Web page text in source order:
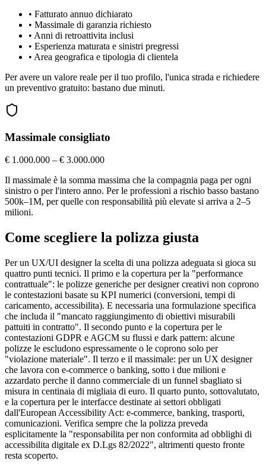
• Fatturato annuo dichiarato
• Massimale di garanzia richiesto
• Anni di retroattivita inclusi
• Esperienza maturata e sinistri pregressi
• Area geografica e tipologia di clientela
Per avere un valore reale per il tuo profilo, l'unica strada e richiedere
un preventivo gratuito: bastano due minuti.
Massimale consigliato
€ 1.000.000 – € 3.000.000
Il massimale è la somma massima che la compagnia paga per ogni
sinistro o per l'intero anno. Per le professioni a rischio basso bastano
500k–1M, per quelle con responsabilità più elevate si arriva a 2–5
milioni.
Come scegliere la polizza giusta
Per un UX/UI designer la scelta di una polizza adeguata si gioca su
quattro punti tecnici. Il primo e la copertura per la "performance
contrattuale": le polizze generiche per designer creativi non coprono
le contestazioni basate su KPI numerici (conversioni, tempi di
caricamento, accessibilita). E necessaria una formulazione specifica
che includa il "mancato raggiungimento di obiettivi misurabili
pattuiti in contratto". Il secondo punto e la copertura per le
contestazioni GDPR e AGCM su flussi e dark pattern: alcune
polizze le escludono espressamente o le coprono solo per
"violazione materiale". Il terzo e il massimale: per un UX designer
che lavora con e-commerce o banking, sotto i due milioni e
azzardato perche il danno commerciale di un funnel sbagliato si
misura in centinaia di migliaia di euro. Il quarto punto, sottovalutato,
e la copertura per le interfacce destinate ai settori obbligati
dall'European Accessibility Act: e-commerce, banking, trasporti,
comunicazioni. Verifica sempre che la polizza preveda
esplicitamente la "responsabilita per non conformita ad obblighi di
accessibilita digitale ex D.Lgs 82/2022", altrimenti questo fronte
resta scoperto.